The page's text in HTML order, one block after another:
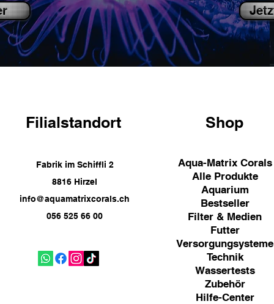
Filialstandort
Fabrik im Schiffli 2
8816 Hirzel
info@aquamatrixcorals.ch
056 525 66 00
Shop
Aqua-Matrix Corals
Alle Produkte
Aquarium
Bestseller
Filter & Medien
Futter
Versorgungsysteme
Technik
Wassertests
Zubehör
Hilfe-Center